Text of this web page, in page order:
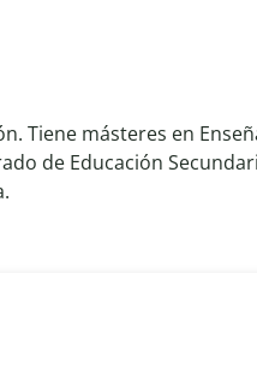
Tiene másteres en
de Educación